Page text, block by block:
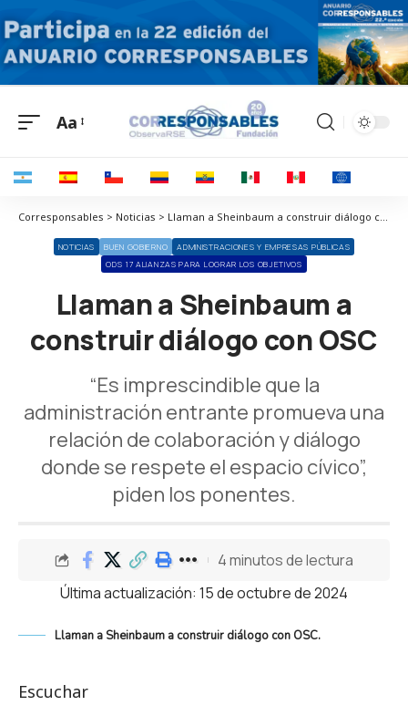
Aa
Corresponsables > Noticias > Llaman a Sheinbaum a construir diálogo con OSC
NOTICIAS BUEN GOBIERNO
ADMINISTRACIONES Y EMPRESAS PÚBLICAS
ODS 17 ALIANZAS PARA LOGRAR LOS OBJETIVOS
Llaman a Sheinbaum a
construir diálogo con OSC
“Es imprescindible que la
administración entrante promueva una
relación de colaboración y diálogo
donde se respete el espacio cívico”,
piden los ponentes.
Última actualización: 15 de octubre de 2024
4 minutos de lectura
Llaman a Sheinbaum a construir diálogo con OSC.
Escuchar